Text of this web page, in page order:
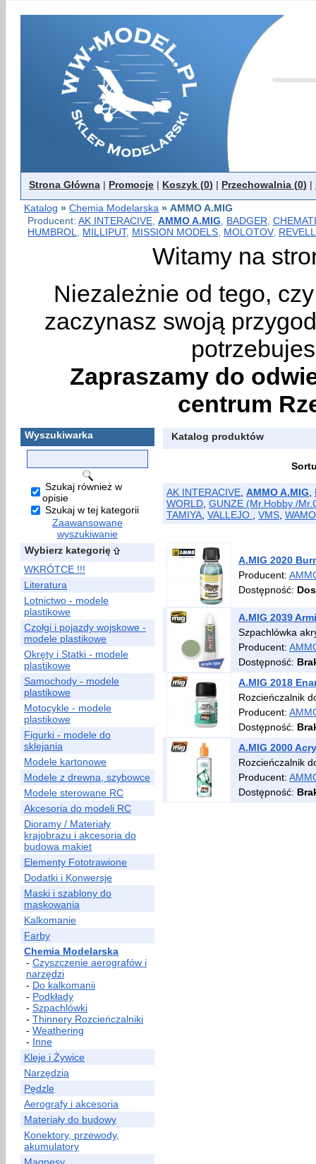
Strona Główna | Promocje | Koszyk (0) | Przechowalnia (0) |
Katalog » Chemia Modelarska » AMMO A.MIG
Producent: AK INTERACIVE AMMO A.MIG BADGER
HUMBROL
MILLIPUT, MISSION MODELS MOLOTOV, REVELL
Witamy na
Niezależnie od tego,
zaczynasz swoją
Zapraszamy do
centrum
Wyszukiwarka
Szukaj również w
opisie
Szukaj w tej kategorii
Zaawansowane
wyszukiwanie
Wybierz kategorię
WKRÓTCE !!!
Literatura
Lotnictwo - modele
plastikowe
Czołgi i pojazdy wojskowe -
modele plastikowe
Okręty i Statki - modele
plastikowe
Samochody - modele
plastikowe
Motocykle - modele
plastikowe
Figurki - modele do
sklejania
Modele kartonowe
Modele z drewna, szybowce
Modele sterowane RC
Akcesoria do modeli RC
Dioramy / Materiały
krajobrazu i akcesoria do
budowa makiet
Elementy Fototrawione
Dodatki i Konwersje
Maski i szablony do
maskowania
Kalkomanie
Farby
Chemia Modelarska
- Czyszczenie aerografów i
narzędzi
- Do kalkomanii
- Podkłady
- Szpachlówki
- Thinnery Rozcieńczalniki
- Weathering
- Inne
Kleje i Żywice
Narzędzia
Pędzle
Aerografy i akcesoria
Materiały do budowy
Konektory, przewody,
akumulatory
Katalog produktów
AK INTERACIVE AMMO A.MIG
WORLD GUNZE (Mr.Hobby /
TAMIYA VALLEJO VMS
A.MIG 2020
Producent:
Dostępność:
A.MIG 2039
Szpachlówka
Producent:
Dostępność:
A.MIG 2018
Rozcieńczalnik
Producent:
Dostępność:
A.MIG 2000
Rozcieńczalnik
Producent:
Dostępność: